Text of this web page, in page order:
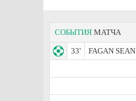
СОБЫТИЯ МАТЧА
33'
FAGAN SEAN